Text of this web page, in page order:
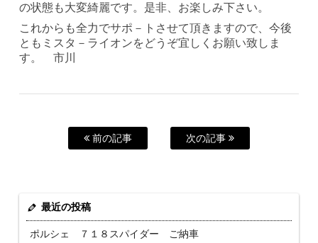
の状態も大変綺麗です。是非、お楽しみ下さい。
これからも全力でサポ－トさせて頂きますので、今後
ともミスタ－ライオンをどうぞ宜しくお願い致しま
す。 市川
前の記事 次の記事
最近の投稿
ポルシェ ７１８スパイダー ご納車